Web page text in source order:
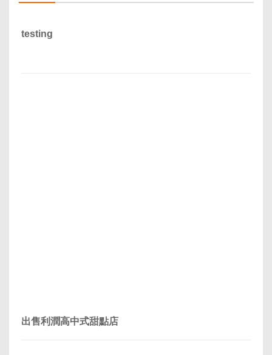
testing
出售利潤高中式甜點店